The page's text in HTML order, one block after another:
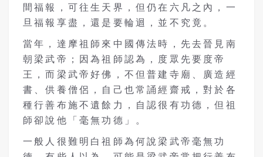
間福報，可往生天界，但仍在六凡之內，一
旦福報享盡，還是要輪迴，並不究竟。
當年，達摩祖師來中國傳法時，先去晉見南
朝梁武帝；因為祖師認為，度眾先要度帝
王，而梁武帝好佛，不但普建寺廟、廣造經
書、供養僧侶，自己也常誦經齋戒，對於各
種行善布施不遺餘力，自認很有功德，但祖
師卻說他「毫無功德」。
一般人很難明白祖師為何說梁武帝毫無功